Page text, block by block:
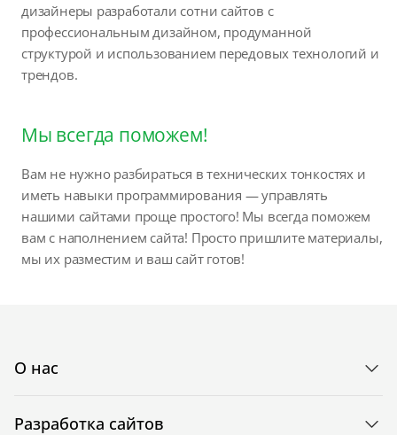
дизайнеры разработали сотни сайтов с
профессиональным дизайном, продуманной
структурой и использованием передовых технологий и
трендов.
Мы всегда поможем!
Вам не нужно разбираться в технических тонкостях и
иметь навыки программирования — управлять
нашими сайтами проще простого! Мы всегда поможем
вам с наполнением сайта! Просто пришлите материалы,
мы их разместим и ваш сайт готов!
О нас
Разработка сайтов